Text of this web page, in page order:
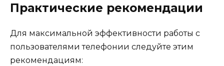
Практические рекомендации
Для максимальной эффективности работы с
пользователями телефонии следуйте этим
рекомендациям: